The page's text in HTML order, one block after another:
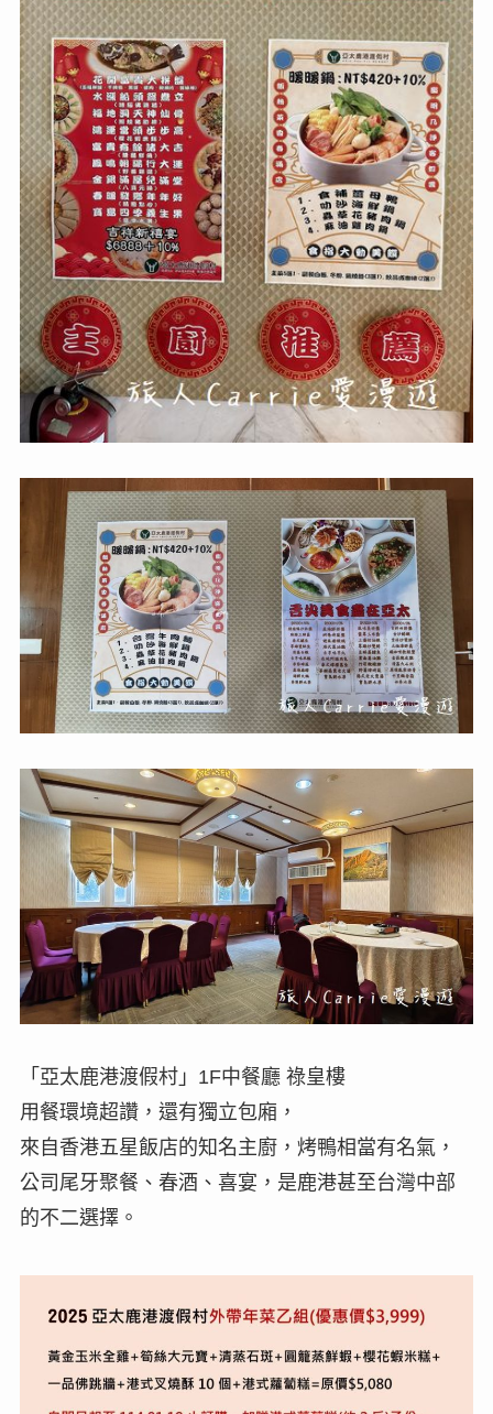
「亞太鹿港渡假村」1F中餐廳 祿皇樓
用餐環境超讚，還有獨立包廂，
來自香港五星飯店的知名主廚，烤鴨相當有名氣，
公司尾牙聚餐、春酒、喜宴，是鹿港甚至台灣中部
的不二選擇。